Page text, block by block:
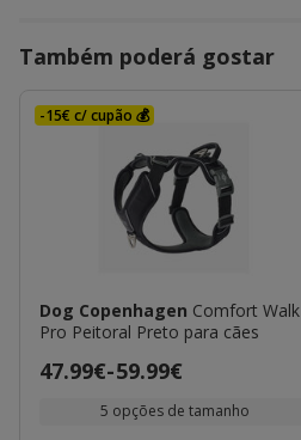
Também poderá gostar
-15€ c/ cupão 💰
Dog Copenhagen Comfort Walk
Pro Peitoral Preto para cães
Preço
47.99€-59.99€
5 opções de tamanho